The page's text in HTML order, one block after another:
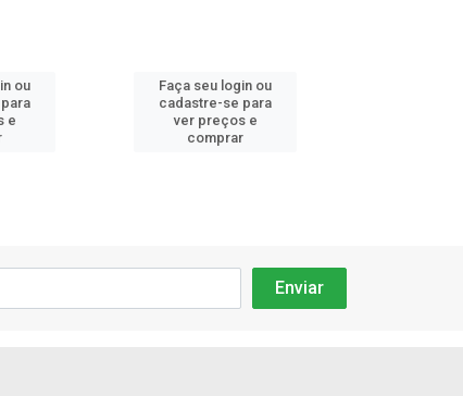
ou
e
Faça seu login ou
cadastre-se para
ver preços e
comprar